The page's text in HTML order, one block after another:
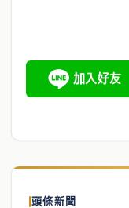
頭條新聞